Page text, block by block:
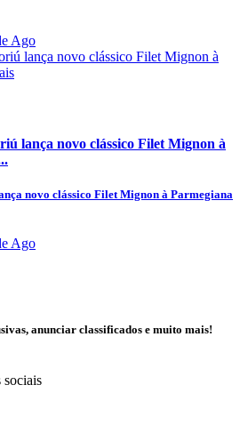
Ago
lança novo clássico Filet Mignon à
novo clássico Filet Mignon à Parmegiana
Ago
anunciar classificados e muito mais!
sociais